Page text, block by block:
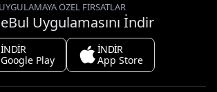
UYGULAMAYA ÖZEL FIRSATLAR
Uygulamasını İndir
İNDİR
Google Play
İNDİR
App Store